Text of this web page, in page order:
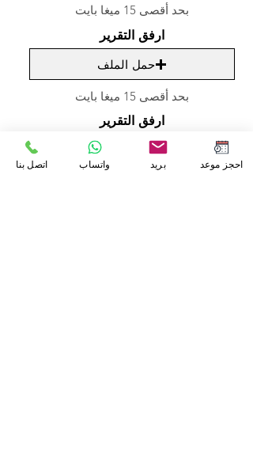
بحد أقصى 15 ميغا بايت
ارفق التقرير
حمل الملف
بحد أقصى 15 ميغا بايت
ارفق التقرير
حمل الملف
اتصل بنا واتساب بريد احجز موعد